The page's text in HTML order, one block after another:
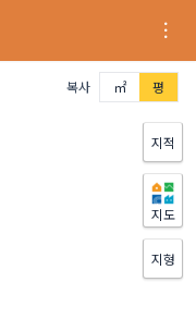
복사 ㎡ 평
지적
지도
지형